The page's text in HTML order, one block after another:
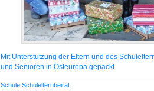
Mit Unterstützung der Eltern und des
und Senioren in Osteuropa gepackt.
Schule Schulelternbeirat